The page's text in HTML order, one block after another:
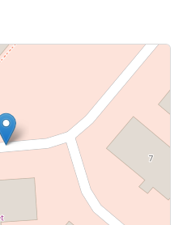
pour afficher la carte.
carte